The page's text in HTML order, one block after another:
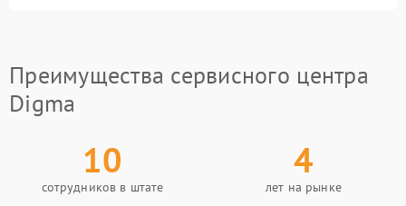
Преимущества сервисного центра
Digma
10
сотрудников в штате
4
лет на рынке